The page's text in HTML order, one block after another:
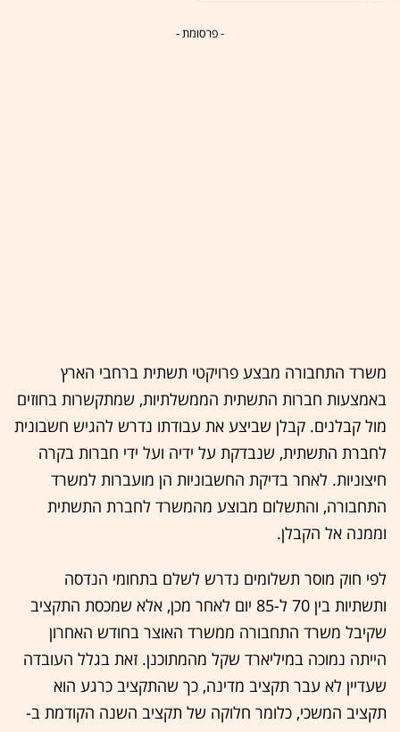
- פרסומת -
משרד התחבורה מבצע פרויקטי תשתית ברחבי הארץ
באמצעות חברות התשתית הממשלתיות, שמתקשרות בחוזים
מול קבלנים. קבלן שביצע את עבודתו נדרש להגיש חשבונית
לחברת התשתית, שנבדקת על ידיה ועל ידי חברות בקרה
חיצוניות. לאחר בדיקת החשבוניות הן מועברות למשרד
התחבורה, והתשלום מבוצע מהמשרד לחברת התשתית
וממנה אל הקבלן.
לפי חוק מוסר תשלומים נדרש לשלם בתחומי הנדסה
ותשתיות בין 70 ל-85 יום לאחר מכן, אלא שמכסת התקציב
שקיבל משרד התחבורה ממשרד האוצר בחודש האחרון
הייתה נמוכה במיליארד שקל מהמתוכנן. זאת בגלל העובדה
שעדיין לא עבר תקציב מדינה, כך שהתקציב כרגע הוא
תקציב המשכי, כלומר חלוקה של תקציב השנה הקודמת ב-